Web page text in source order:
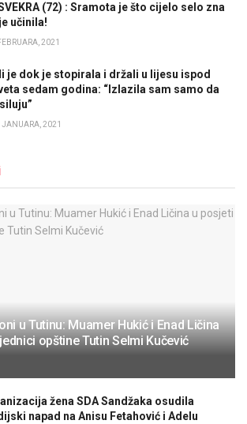
(72) : Sramota je što cijelo selo zna
učinila!
2021
je dok je stopirala i držali u lijesu ispod
sedam godina: “Izlazila sam samo da
JANUARA, 2021
u Tutinu: Muamer Hukić i Enad Ličina
opštine Tutin Selmi Kučević
žena SDA Sandžaka osudila
napad na Anisu Fetahović i Adelu